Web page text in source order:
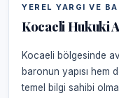
YEREL YARGI VE
Kocaeli Hukuki
Kocaeli bölgesinde
baronun yapısı hem
temel bilgi sahibi